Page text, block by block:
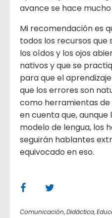
avance se hace
Mi recomendación es
todos los recursos que
los oídos y los ojos
nativos y que se
para que el
que los errores son
como herramientas
en cuenta que, aunque
modelo de lengua, los
seguirán hablantes
equivocado en eso.
Comunicación,Didáctica,